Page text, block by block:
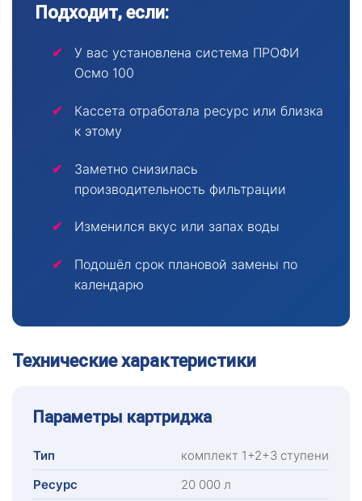
Подходит, если:
У вас установлена система ПРОФИ
Осмо 100
Кассета отработала ресурс или близка
к этому
Заметно снизилась
производительность фильтрации
Изменился вкус или запах воды
Подошёл срок плановой замены по
календарю
Технические характеристики
Параметры картриджа
Тип
комплект 1+2+3 ступени
Ресурс
20 000 л